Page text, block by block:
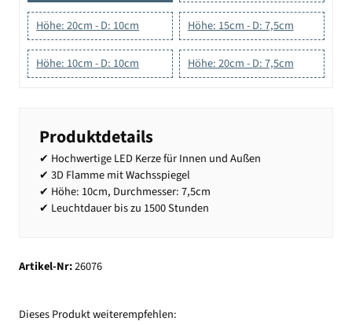
Höhe: 20cm - D: 10cm Höhe: 15cm - D: 7,5cm
Höhe: 10cm - D: 10cm Höhe: 20cm - D: 7,5cm
Produktdetails
✔ Hochwertige LED Kerze für Innen und Außen
✔ 3D Flamme mit Wachsspiegel
✔ Höhe: 10cm, Durchmesser: 7,5cm
✔ Leuchtdauer bis zu 1500 Stunden
Artikel-Nr:26076
Dieses Produkt weiterempfehlen: